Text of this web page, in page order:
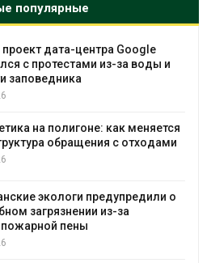
популярные
дата-центра Google
с протестами из-за воды и
заповедника
на полигоне: как меняется
обращения с отходами
экологи предупредили о
загрязнении из-за
пены